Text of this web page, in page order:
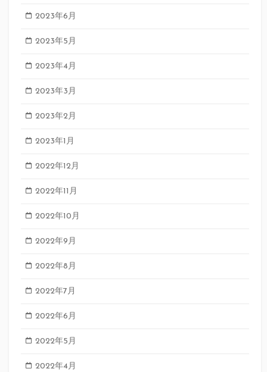
2023年6月
2023年5月
2023年4月
2023年3月
2023年2月
2023年1月
2022年12月
2022年11月
2022年10月
2022年9月
2022年8月
2022年7月
2022年6月
2022年5月
2022年4月